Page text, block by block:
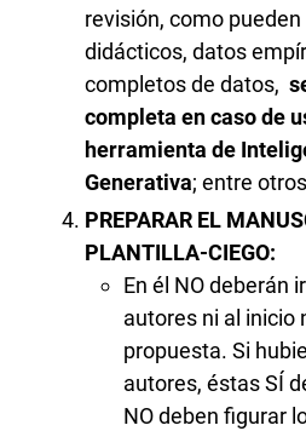
revisión, como
didácticos, datos
completos de datos,
completa en caso de
herramienta de
Generativa; entre
PREPARAR EL
PLANTILLA-CIEGO:
En él NO deberán
autores ni al inicio
propuesta. Si
autores, éstas SÍ
NO deben figurar